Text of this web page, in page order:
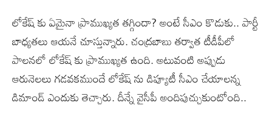
లోకేష్ కు ఏమైనా ప్రాముఖ్యత తగ్గిందా? అంటే సీఎం కొడుకు.. పార్టీ
బాధ్యతలు ఆయనే చూస్తున్నారు. చంద్రబాబు తర్వాత టీడీపీలో
పాలనలో లోకేష్ కు ప్రాముఖ్యత ఉంది. అటువంటి అప్పుడు
ఆరునెలలు గడవకముందే లోకేష్ ను డిప్యూటీ సీఎం చేయాలన్న
డిమాండ్ ఎందుకు తెచ్చారు. దీన్నే వైసీపీ అందిపుచ్చుకుంటోంది..